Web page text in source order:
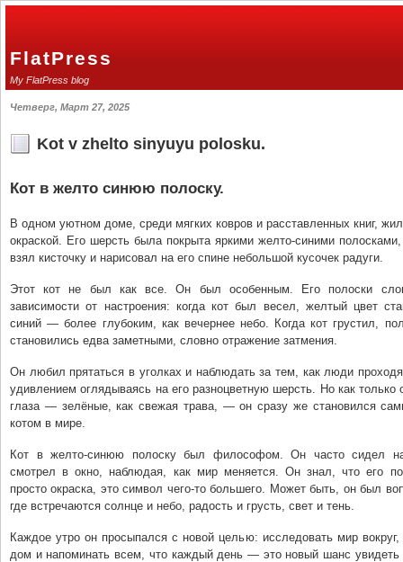
FlatPress
My FlatPress blog
Четверг, Март 27, 2025
Kot v zhelto sinyuyu polosku.
Кот в желто синюю полоску.
В одном уютном доме, среди мягких ковров и расставленных книг,
окраской. Его шерсть была покрыта яркими желто-синими полосками,
взял кисточку и нарисовал на его спине небольшой кусочек радуги.
Этот кот не был как все. Он был особенным. Его полоски
зависимости от настроения: когда кот был весел, желтый цвет
синий — более глубоким, как вечернее небо. Когда кот грустил,
становились едва заметными, словно отражение затмения.
Он любил прятаться в уголках и наблюдать за тем, как люди
удивлением оглядываясь на его разноцветную шерсть. Но как только
глаза — зелёные, как свежая трава, — он сразу же становился
котом в мире.
Кот в желто-синюю полоску был философом. Он часто сидел
смотрел в окно, наблюдая, как мир меняется. Он знал, что его
просто окраска, это символ чего-то большего. Может быть, он был
где встречаются солнце и небо, радость и грусть, свет и тень.
Каждое утро он просыпался с новой целью: исследовать мир
дом и напоминать всем, что каждый день — это новый шанс увидеть